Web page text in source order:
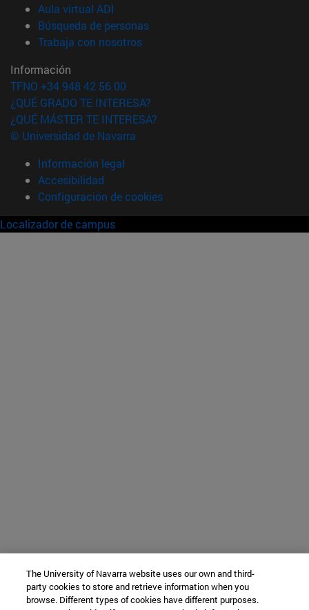
Aula virtual ADI
Búsqueda de personas(abre en nueva ventana)
Trabaja con nosotros(abre en nueva ventana)
Información
TFNO +34 948 42 56 00
¿QUÉ GRADO TE INTERESA?
¿QUÉ MÁSTER TE INTERESA?
© Universidad de Navarra
Información legal
Accesibilidad
Configuración de cookies
Localizador de campus
The University of Navarra website uses our own and third-
party cookies to store and retrieve information when you
browse. Different types of cookies have different purposes.